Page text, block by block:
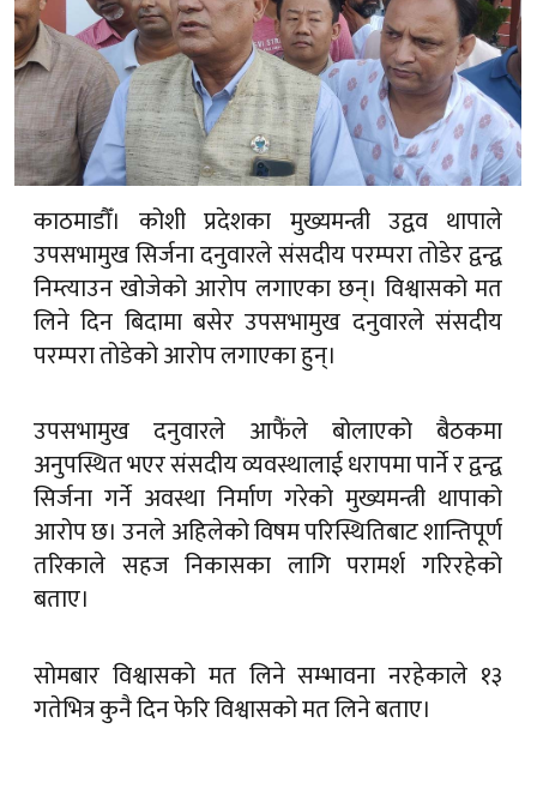
काठमाडौँ। कोशी प्रदेशका मुख्यमन्त्री उद्वव थापाले
उपसभामुख सिर्जना दनुवारले संसदीय परम्परा तोडेर द्वन्द्व
निम्त्याउन खोजेको आरोप लगाएका छन्। विश्वासको मत
लिने दिन बिदामा बसेर उपसभामुख दनुवारले संसदीय
परम्परा तोडेको आरोप लगाएका हुन्।
उपसभामुख दनुवारले आफैंले बोलाएको बैठकमा
अनुपस्थित भएर संसदीय व्यवस्थालाई धरापमा पार्ने र द्वन्द्व
सिर्जना गर्ने अवस्था निर्माण गरेको मुख्यमन्त्री थापाको
आरोप छ। उनले अहिलेको विषम परिस्थितिबाट शान्तिपूर्ण
तरिकाले सहज निकासका लागि परामर्श गरिरहेको
बताए।
सोमबार विश्वासको मत लिने सम्भावना नरहेकाले १३
गतेभित्र कुनै दिन फेरि विश्वासको मत लिने बताए।